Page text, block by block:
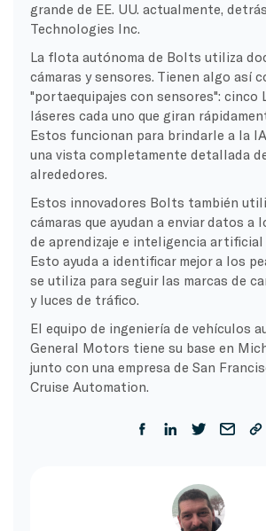
grande de EE. UU. actualmente,
Technologies Inc.
La flota autónoma de Bolts utiliza
cámaras y sensores. Tienen algo así
"portaequipajes con sensores": cinco
láseres cada uno que giran
Estos funcionan para brindarle a la
una vista completamente detallada
alrededores.
Estos innovadores Bolts también
cámaras que ayudan a enviar datos a
de aprendizaje e inteligencia
Esto ayuda a identificar mejor a los
se utiliza para seguir las marcas de
y luces de tráfico.
El equipo de ingeniería de vehículos
General Motors tiene su base en
junto con una empresa de San
Cruise Automation.